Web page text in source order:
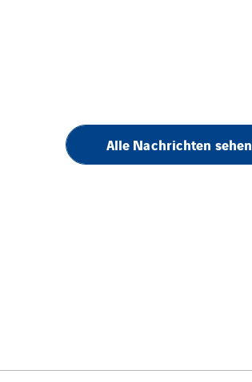
Alle Nachrichten sehen